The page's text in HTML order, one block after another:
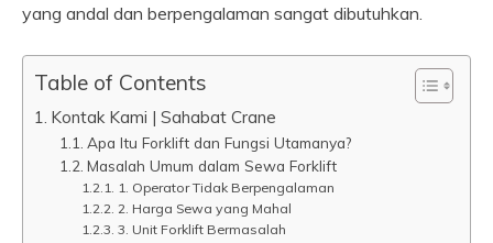
yang andal dan berpengalaman sangat dibutuhkan.
Table of Contents
Kontak Kami | Sahabat Crane
Apa Itu Forklift dan Fungsi Utamanya?
Masalah Umum dalam Sewa Forklift
1. Operator Tidak Berpengalaman
2. Harga Sewa yang Mahal
3. Unit Forklift Bermasalah